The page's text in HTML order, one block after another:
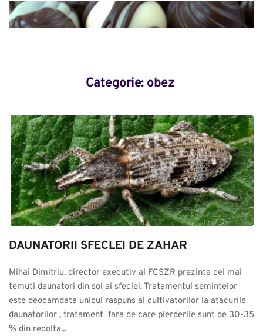
Categorie: obez
DAUNATORII SFECLEI DE ZAHAR
Mihai Dimitriu, director executiv al FCSZR prezinta cei mai
temuti daunatori din sol ai sfeclei. Tratamentul semintelor
este deocamdata unicul raspuns al cultivatorilor la atacurile
daunatorilor , tratament  fara de care pierderile sunt de 30-35
% din recolta...